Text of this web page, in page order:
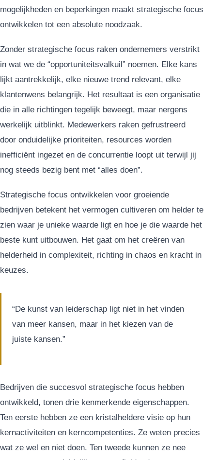
mogelijkheden en beperkingen maakt strategische focus
ontwikkelen tot een absolute noodzaak.
Zonder strategische focus raken ondernemers verstrikt
in wat we de “opportuniteitsvalkuil” noemen. Elke kans
lijkt aantrekkelijk, elke nieuwe trend relevant, elke
klantenwens belangrijk. Het resultaat is een organisatie
die in alle richtingen tegelijk beweegt, maar nergens
werkelijk uitblinkt. Medewerkers raken gefrustreerd
door onduidelijke prioriteiten, resources worden
inefficiënt ingezet en de concurrentie loopt uit terwijl jij
nog steeds bezig bent met “alles doen”.
Strategische focus ontwikkelen voor groeiende
bedrijven betekent het vermogen cultiveren om helder te
zien waar je unieke waarde ligt en hoe je die waarde het
beste kunt uitbouwen. Het gaat om het creëren van
helderheid in complexiteit, richting in chaos en kracht in
keuzes.
“De kunst van leiderschap ligt niet in het vinden
van meer kansen, maar in het kiezen van de
juiste kansen.”
Bedrijven die succesvol strategische focus hebben
ontwikkeld, tonen drie kenmerkende eigenschappen.
Ten eerste hebben ze een kristalheldere visie op hun
kernactiviteiten en kerncompetenties. Ze weten precies
wat ze wel en niet doen. Ten tweede kunnen ze nee